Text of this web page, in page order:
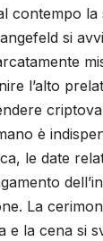
contempo la
si
l’alto
è
le date
La
e la cena si